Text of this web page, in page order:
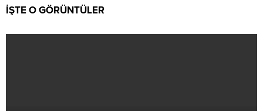
İŞTE O GÖRÜNTÜLER